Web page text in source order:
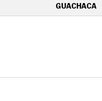
GUACHACA